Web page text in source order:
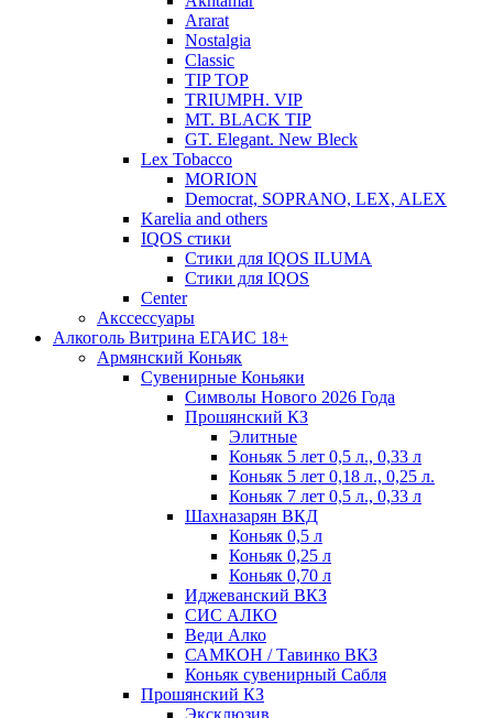
Ararat
Nostalgia
Classic
TIP TOP
TRIUMPH. VIP
MT. BLACK TIP
GT. Elegant. New Bleck
Lex Tobacco
MORION
Democrat, SOPRANO, LEX, ALEX
Karelia and others
IQOS стики
Стики для IQOS ILUMA
Стики для IQOS
Сenter
Акссессуары
Алкоголь Витрина ЕГАИС 18+
Армянский Коньяк
Сувенирные Коньяки
Символы Нового 2026 Года
Прошянский КЗ
Элитные
Коньяк 5 лет 0,5 л., 0,33 л
Коньяк 5 лет 0,18 л., 0,25 л.
Коньяк 7 лет 0,5 л., 0,33 л
Шахназарян ВКД
Коньяк 0,5 л
Коньяк 0,25 л
Коньяк 0,70 л
Иджеванский ВКЗ
СИС АЛКО
Веди Алко
САМКОН / Тавинко ВКЗ
Коньяк сувенирный Сабля
Прошянский КЗ
Эксклюзив